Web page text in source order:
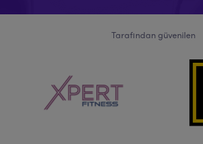
Tarafından güvenilen